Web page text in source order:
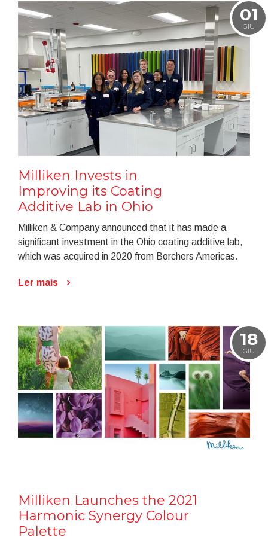
01
GIU
Milliken Invests in
Improving its Coating
Additive Lab in Ohio
Milliken & Company announced that it has made a
significant investment in the Ohio coating additive lab,
which was acquired in 2020 from Borchers Americas.
Ler mais
18
GIU
Milliken Launches the 2021
Harmonic Synergy Colour
Palette